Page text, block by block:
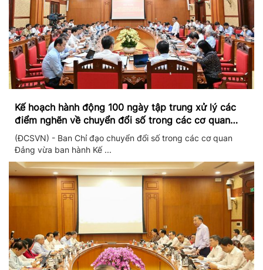
Kế hoạch hành động 100 ngày tập trung xử lý các
điểm nghẽn về chuyển đổi số trong các cơ quan
Đảng
(ĐCSVN) - Ban Chỉ đạo chuyển đổi số trong các cơ quan
Đảng vừa ban hành Kế ...